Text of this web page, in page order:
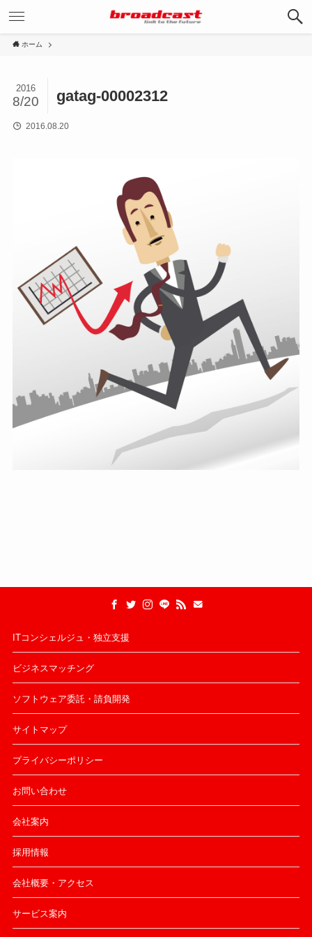
ホーム
gatag-00002312
2016
8/20
2016.08.20
ITコンシェルジュ・独立支援
ビジネスマッチング
ソフトウェア委託・請負開発
サイトマップ
プライバシーポリシー
お問い合わせ
会社案内
採用情報
会社概要・アクセス
サービス案内